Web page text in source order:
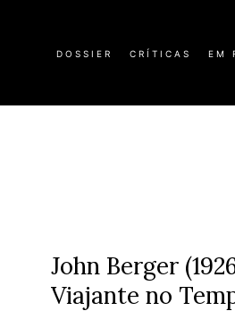
DOSSIER CRÍTICAS EM
John Berger
Viajante no